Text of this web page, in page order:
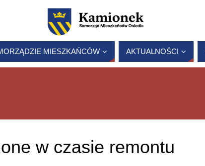
MIESZKAŃCÓW AKTUALNOŚCI
w czasie remontu